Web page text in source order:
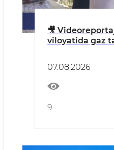
🎥
viloyatida gaz
07.08.2026
9